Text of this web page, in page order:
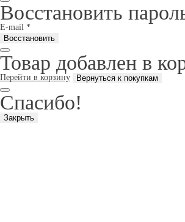
Восстановить
E-mail *
Товар добавлен в
Перейти в корзину
Спасибо!